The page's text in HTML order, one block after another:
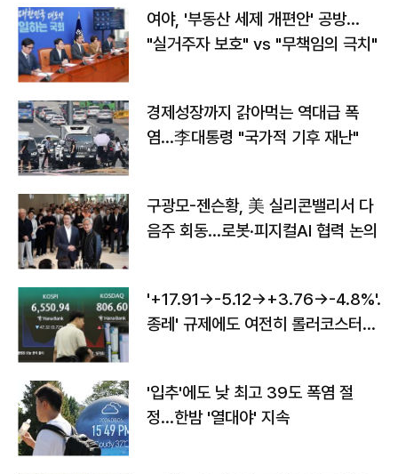
여야, '부동산 세제 개편안' 공방…
"실거주자 보호" vs "무책임의 극치"
경제성장까지 갉아먹는 역대급 폭
염…李대통령 "국가적 기후 재난"
구광모-젠슨황, 美 실리콘밸리서 다
음주 회동…로봇·피지컬AI 협력 논의
'+17.91→-5.12→+3.76→-4.8%'…'
종레' 규제에도 여전히 롤러코스터
'입추'에도 낮 최고 39도 폭염 절
정…한밤 '열대야' 지속